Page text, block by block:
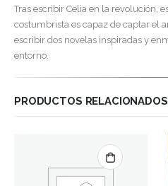
Tras escribir Celia en la revolución,
costumbrista es capaz de captar el
escribir dos novelas inspiradas y
entorno.
PRODUCTOS RELACIONADOS